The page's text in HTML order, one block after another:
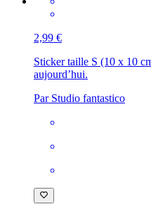
2,99 €
Sticker taille S (10 x 10
aujourd’hui.
Par Studio fantastico